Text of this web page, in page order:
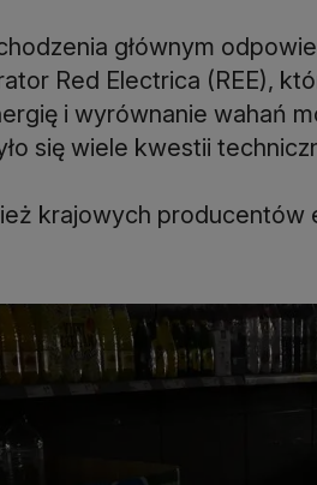
głównym
Red Electrica (REE),
i wyrównanie wahań
się wiele kwestii
krajowych